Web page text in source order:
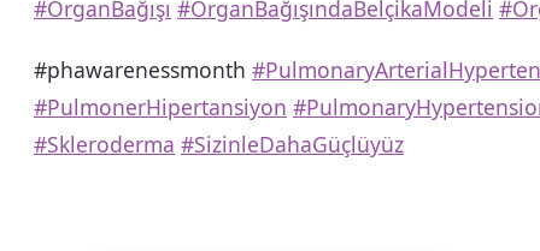
#OrganBağışı #OrganBağışındaBelçikaModeli
#phawarenessmonth
#PulmonerHipertansiyon
#Skleroderma #SizinleDahaGüçlüyüz